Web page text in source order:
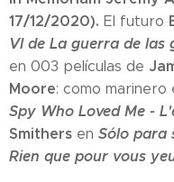
17/12/2020). El futuro
VI de La guerra de las
en 003 películas de
Moore: como marinero
Spy Who Loved Me -
Smithers en Sólo para
Rien que pour vous